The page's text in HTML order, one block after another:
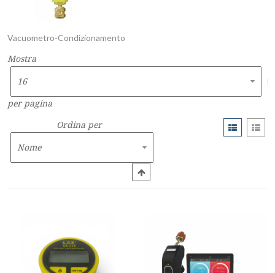
Vacuometro-Condizionamento
Mostra
per pagina
Ordina per